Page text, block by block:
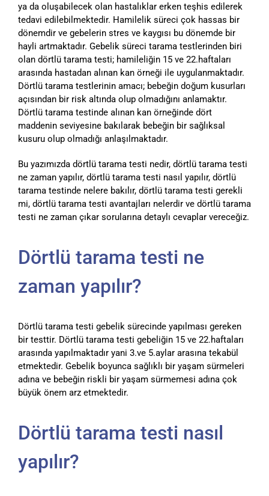
ya da oluşabilecek olan hastalıklar erken teşhis edilerek
tedavi edilebilmektedir. Hamilelik süreci çok hassas bir
dönemdir ve gebelerin stres ve kaygısı bu dönemde bir
hayli artmaktadır. Gebelik süreci tarama testlerinden biri
olan dörtlü tarama testi; hamileliğin 15 ve 22.haftaları
arasında hastadan alınan kan örneği ile uygulanmaktadır.
Dörtlü tarama testlerinin amacı; bebeğin doğum kusurları
açısından bir risk altında olup olmadığını anlamaktır.
Dörtlü tarama testinde alınan kan örneğinde dört
maddenin seviyesine bakılarak bebeğin bir sağlıksal
kusuru olup olmadığı anlaşılmaktadır.
Bu yazımızda dörtlü tarama testi nedir, dörtlü tarama testi
ne zaman yapılır, dörtlü tarama testi nasıl yapılır, dörtlü
tarama testinde nelere bakılır, dörtlü tarama testi gerekli
mi, dörtlü tarama testi avantajları nelerdir ve dörtlü tarama
testi ne zaman çıkar sorularına detaylı cevaplar vereceğiz.
Dörtlü tarama testi ne
zaman yapılır?
Dörtlü tarama testi gebelik sürecinde yapılması gereken
bir testtir. Dörtlü tarama testi gebeliğin 15 ve 22.haftaları
arasında yapılmaktadır yani 3.ve 5.aylar arasına tekabül
etmektedir. Gebelik boyunca sağlıklı bir yaşam sürmeleri
adına ve bebeğin riskli bir yaşam sürmemesi adına çok
büyük önem arz etmektedir.
Dörtlü tarama testi nasıl
yapılır?